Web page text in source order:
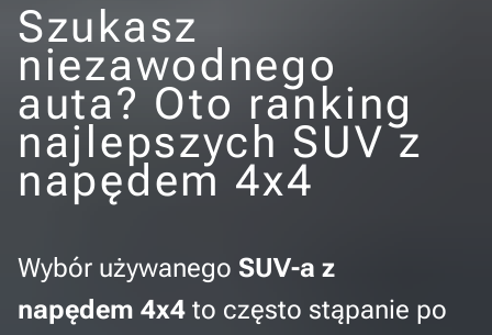
Szukasz
niezawodnego
auta? Oto ranking
najlepszych SUV z
napędem 4x4
Wybór używanego SUV-a z
napędem 4x4 to często stąpanie po